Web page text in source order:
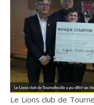
Le Lions club de